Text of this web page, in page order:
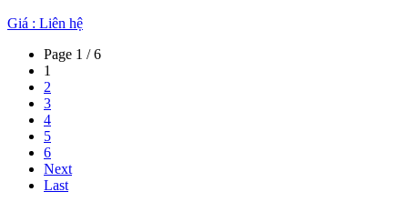
Giá : Liên hệ
Page 1 / 6
1
2
3
4
5
6
Next
Last